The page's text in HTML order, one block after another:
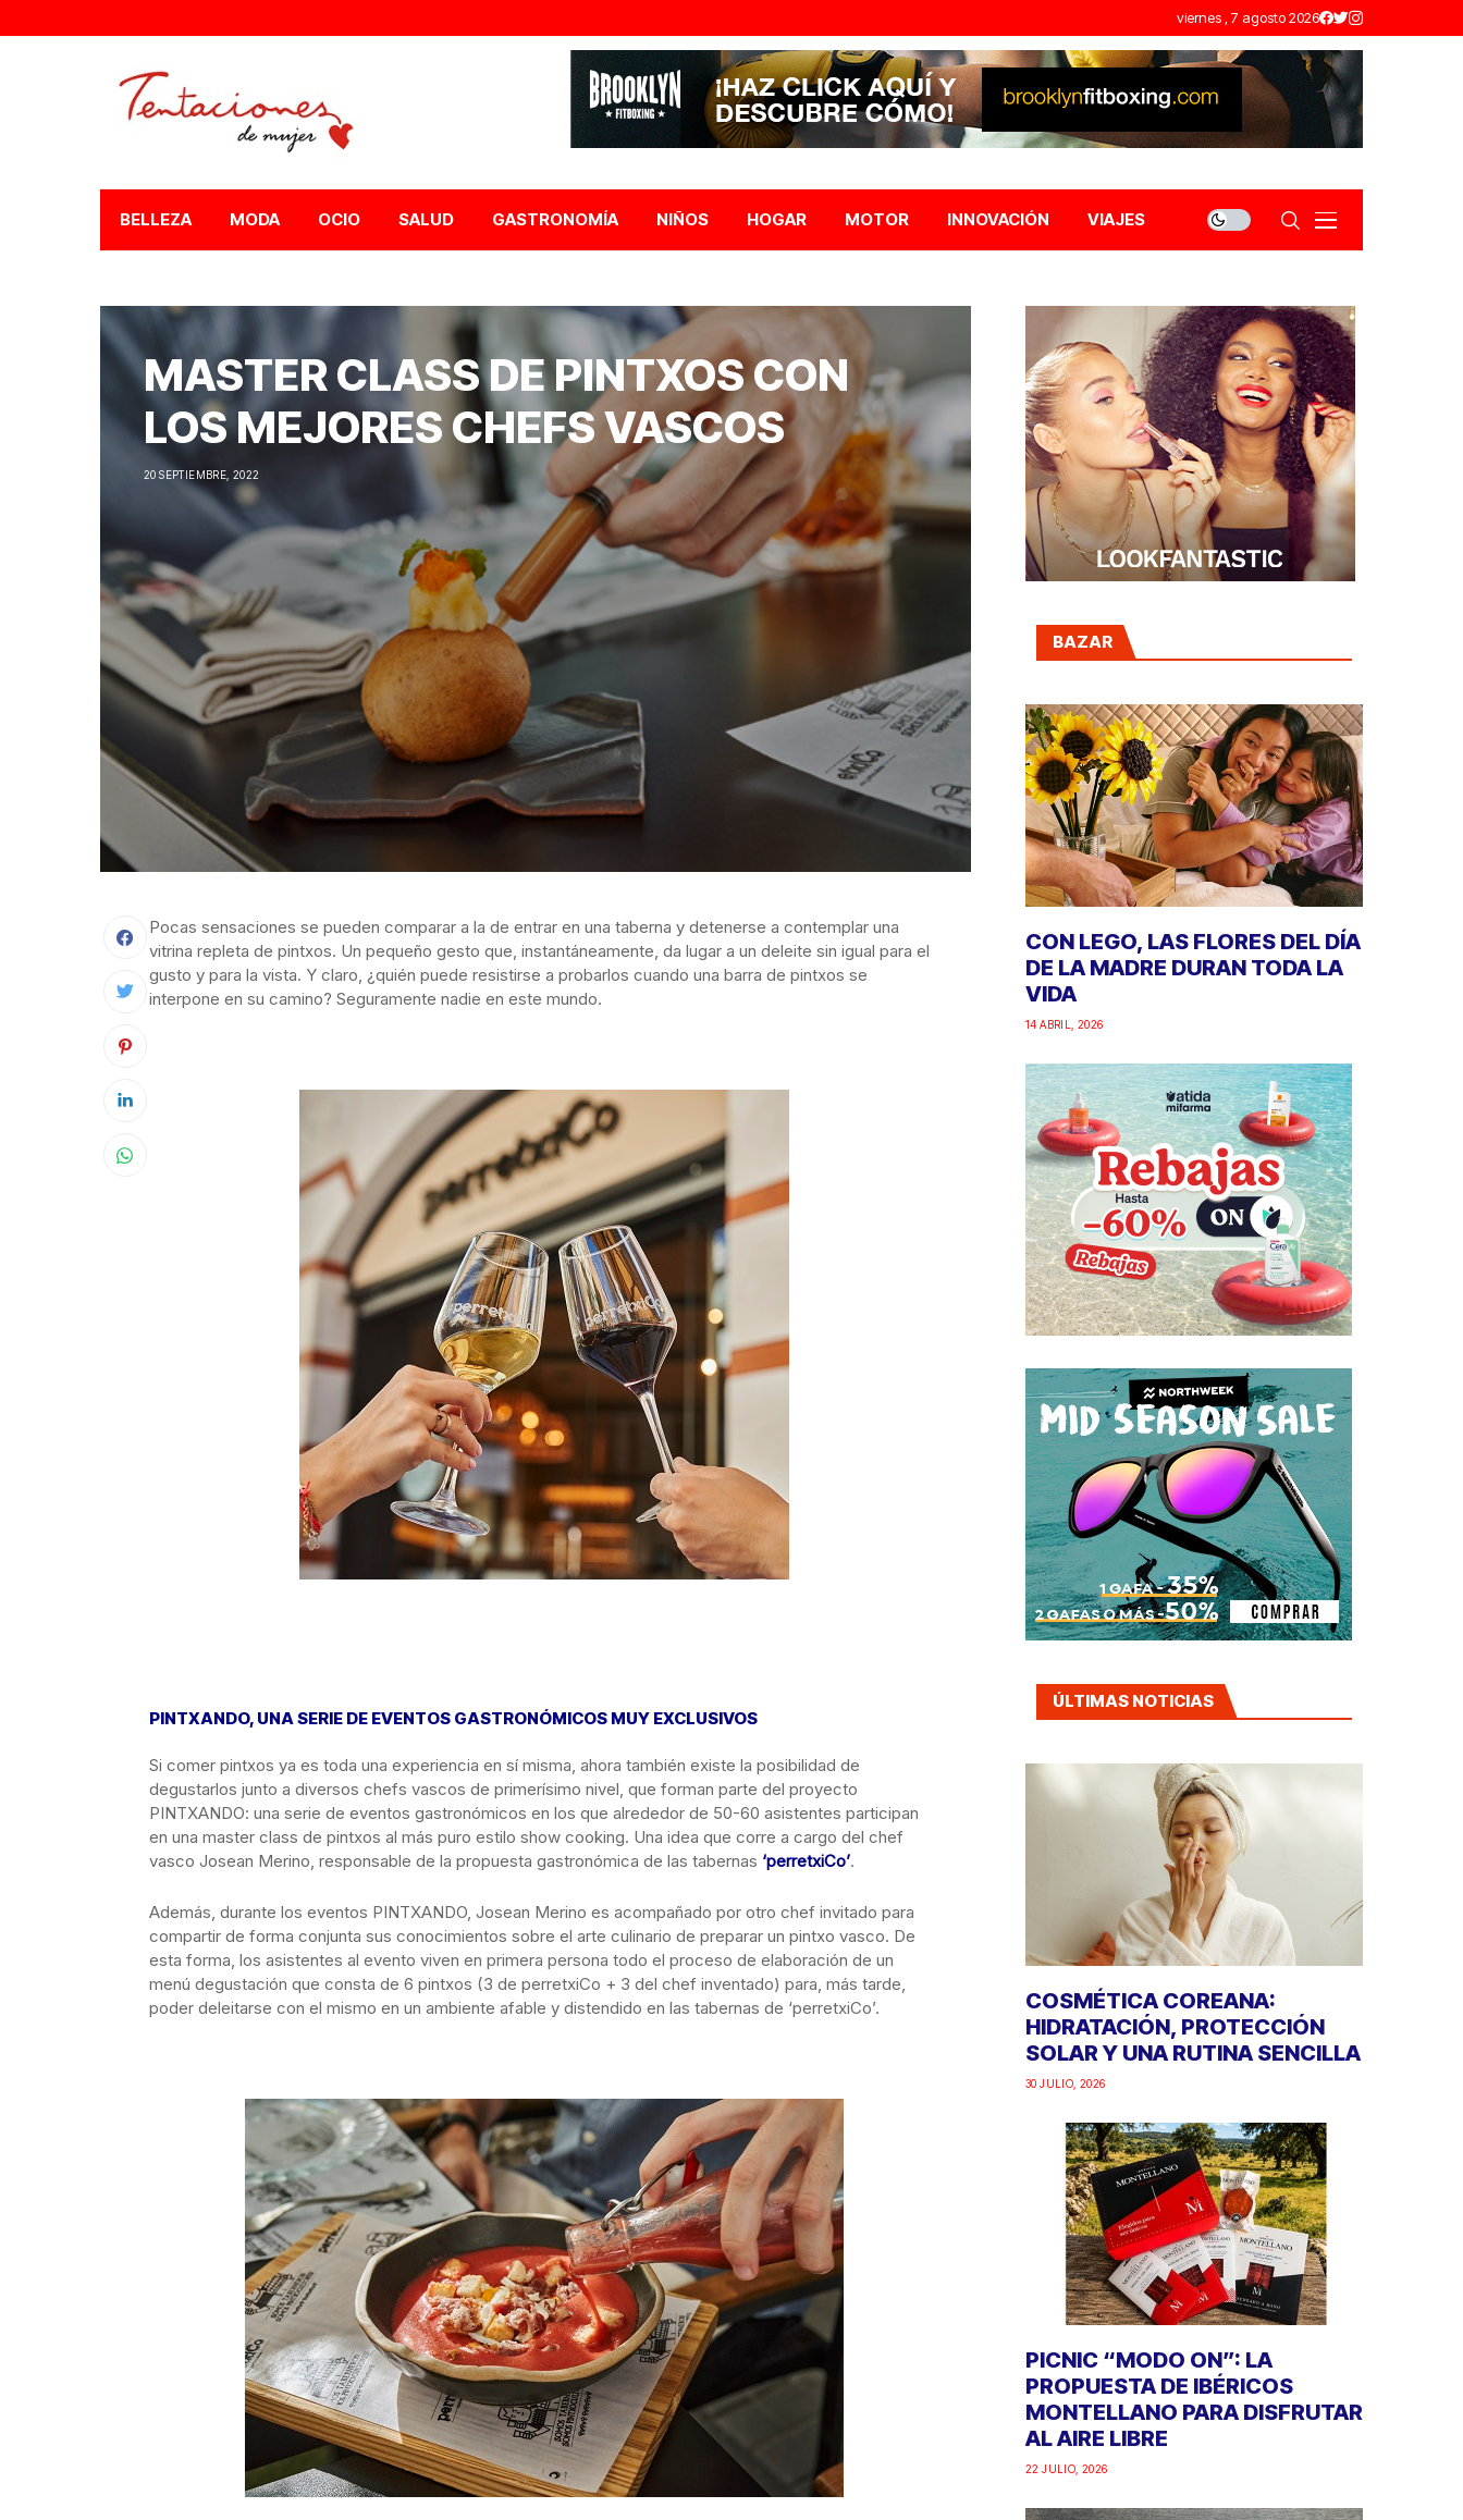
viernes , 7 agosto 2026
BELLEZA MODA OCIO SALUD GASTRONOMÍA NIÑOS HOGAR MOTOR INNOVACIÓN VIAJES
MASTER CLASS DE PINTXOS CON
LOS MEJORES CHEFS VASCOS
20 SEPTIEMBRE, 2022
Pocas sensaciones se pueden comparar a la de entrar en una taberna y detenerse a contemplar una
vitrina repleta de pintxos. Un pequeño gesto que, instantáneamente, da lugar a un deleite sin igual para el
gusto y para la vista. Y claro, ¿quién puede resistirse a probarlos cuando una barra de pintxos se
interpone en su camino? Seguramente nadie en este mundo.
PINTXANDO, UNA SERIE DE EVENTOS GASTRONÓMICOS MUY EXCLUSIVOS
Si comer pintxos ya es toda una experiencia en sí misma, ahora también existe la posibilidad de
degustarlos junto a diversos chefs vascos de primerísimo nivel, que forman parte del proyecto
PINTXANDO: una serie de eventos gastronómicos en los que alrededor de 50-60 asistentes participan
en una master class de pintxos al más puro estilo show cooking. Una idea que corre a cargo del chef
vasco Josean Merino, responsable de la propuesta gastronómica de las tabernas ‘perretxiCo’.
Además, durante los eventos PINTXANDO, Josean Merino es acompañado por otro chef invitado para
compartir de forma conjunta sus conocimientos sobre el arte culinario de preparar un pintxo vasco. De
esta forma, los asistentes al evento viven en primera persona todo el proceso de elaboración de un
menú degustación que consta de 6 pintxos (3 de perretxiCo + 3 del chef inventado) para, más tarde,
poder deleitarse con el mismo en un ambiente afable y distendido en las tabernas de ‘perretxiCo’.
BAZAR
CON LEGO, LAS FLORES DEL DÍA
DE LA MADRE DURAN TODA LA
VIDA
14 ABRIL, 2026
ÚLTIMAS NOTICIAS
COSMÉTICA COREANA:
HIDRATACIÓN, PROTECCIÓN
SOLAR Y UNA RUTINA SENCILLA
30 JULIO, 2026
PICNIC “MODO ON”: LA
PROPUESTA DE IBÉRICOS
MONTELLANO PARA DISFRUTAR
AL AIRE LIBRE
22 JULIO, 2026